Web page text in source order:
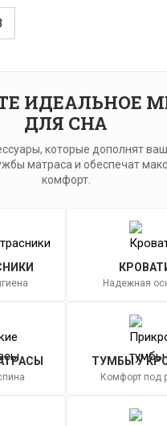
ИДЕАЛЬНОЕ
ДЛЯ СНА
которые дополнят
матраса и обеспечат
комфорт.
Надежная
ТУМБЫ У
Комфорт под